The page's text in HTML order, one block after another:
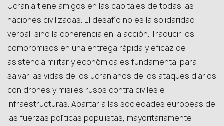
Ucrania tiene amigos en las capitales de todas las
naciones civilizadas. El desafío no es la solidaridad
verbal, sino la coherencia en la acción. Traducir los
compromisos en una entrega rápida y eficaz de
asistencia militar y económica es fundamental para
salvar las vidas de los ucranianos de los ataques diarios
con drones y misiles rusos contra civiles e
infraestructuras. Apartar a las sociedades europeas de
las fuerzas políticas populistas, mayoritariamente